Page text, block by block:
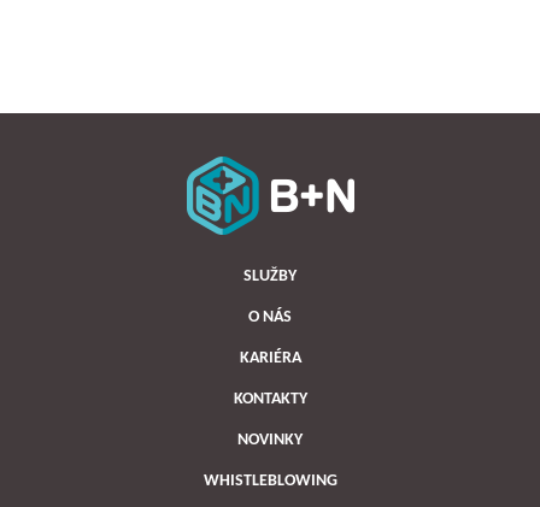
SLUŽBY
O NÁS
KARIÉRA
KONTAKTY
NOVINKY
WHISTLEBLOWING